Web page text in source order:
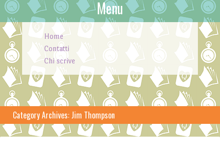
Menu
Skip to content
Home
Contatti
Chi scrive
Category Archives: Jim Thompson